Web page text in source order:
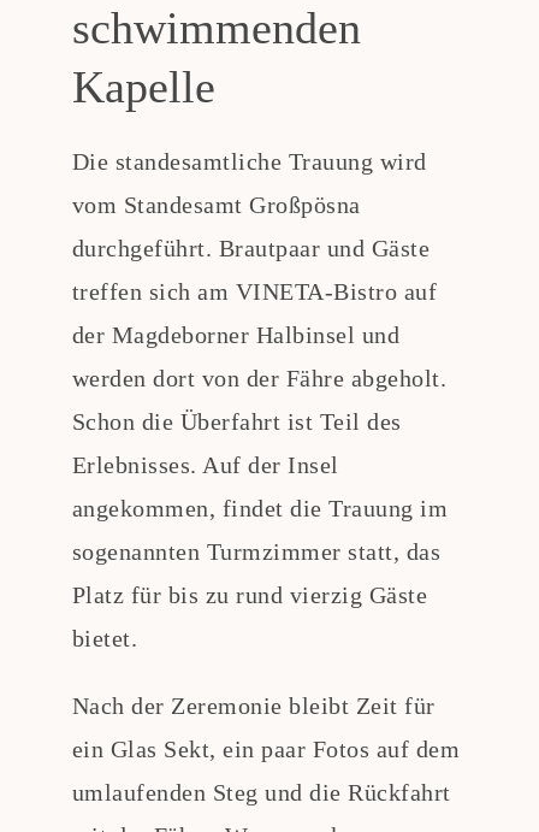
schwimmenden
Kapelle
Die standesamtliche Trauung wird
vom Standesamt Großpösna
durchgeführt. Brautpaar und Gäste
treffen sich am VINETA-Bistro auf
der Magdeborner Halbinsel und
werden dort von der Fähre abgeholt.
Schon die Überfahrt ist Teil des
Erlebnisses. Auf der Insel
angekommen, findet die Trauung im
sogenannten Turmzimmer statt, das
Platz für bis zu rund vierzig Gäste
bietet.
Nach der Zeremonie bleibt Zeit für
ein Glas Sekt, ein paar Fotos auf dem
umlaufenden Steg und die Rückfahrt